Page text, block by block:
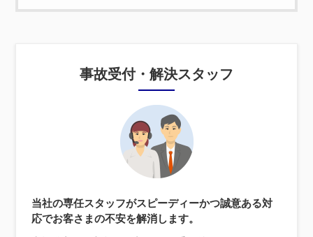
事故受付・解決スタッフ
当社の専任スタッフがスピーディーかつ誠意ある対
応でお客さまの不安を解消します。